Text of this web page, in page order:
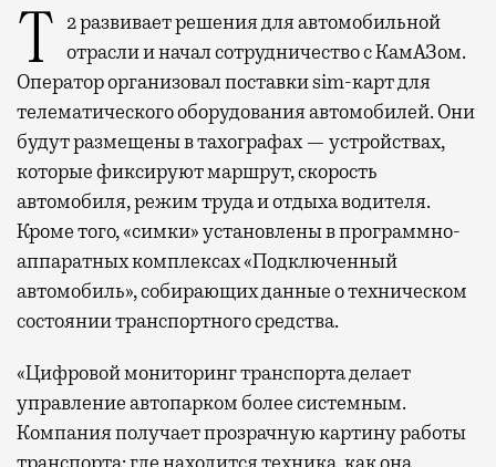
Т2 развивает решения для автомобильной отрасли и начал сотрудничество с КамАЗом.
Оператор организовал поставки sim-карт для
телематического оборудования автомобилей. Они
будут размещены в тахографах — устройствах,
которые фиксируют маршрут, скорость
автомобиля, режим труда и отдыха водителя.
Кроме того, «симки» установлены в программно-
аппаратных комплексах «Подключенный
автомобиль», собирающих данные о техническом
состоянии транспортного средства.
«Цифровой мониторинг транспорта делает
управление автопарком более системным.
Компания получает прозрачную картину работы